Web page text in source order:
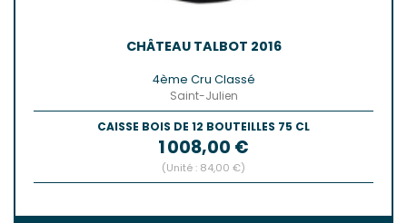
CHÂTEAU TALBOT 2016
4ème Cru Classé
Saint-Julien
CAISSE BOIS DE 12 BOUTEILLES 75 CL
Prix
1 008,00 €
(Unité : 84,00 €)